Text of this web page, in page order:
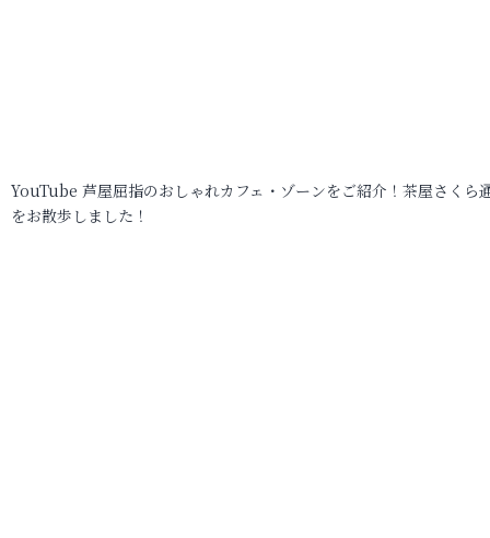
YouTube 芦屋屈指のおしゃれカフェ・ゾーンをご紹介！茶屋さくら
をお散歩しました！